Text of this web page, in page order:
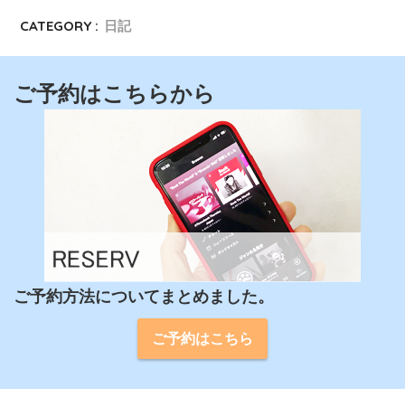
CATEGORY : 日記
ご予約はこちらから
ご予約方法についてまとめました。
ご予約はこちら